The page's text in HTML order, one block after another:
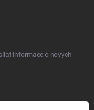
informace o nových